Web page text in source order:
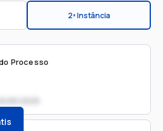
2ª Instância
Processo